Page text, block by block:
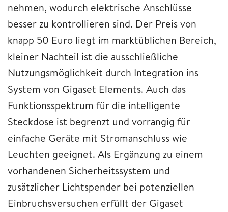
nehmen, wodurch elektrische Anschlüsse
besser zu kontrollieren sind. Der Preis von
knapp 50 Euro liegt im marktüblichen Bereich,
kleiner Nachteil ist die ausschließliche
Nutzungsmöglichkeit durch Integration ins
System von Gigaset Elements. Auch das
Funktionsspektrum für die intelligente
Steckdose ist begrenzt und vorrangig für
einfache Geräte mit Stromanschluss wie
Leuchten geeignet. Als Ergänzung zu einem
vorhandenen Sicherheitssystem und
zusätzlicher Lichtspender bei potenziellen
Einbruchsversuchen erfüllt der Gigaset